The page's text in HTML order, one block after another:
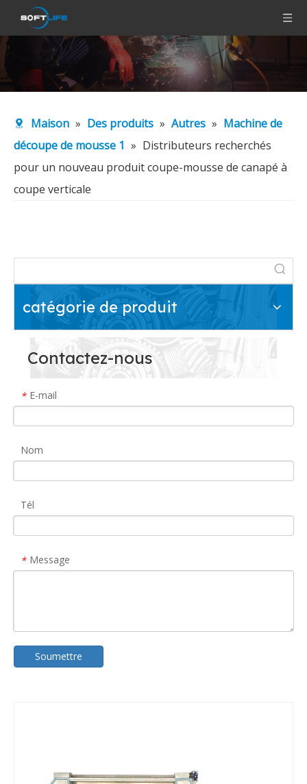
Maison » Des produits » Autres » Machine de
découpe de mousse 1 » Distributeurs recherchés
pour un nouveau produit coupe-mousse de canapé à
coupe verticale
catégorie de produit
Contactez-nous
* E-mail
Nom
Tél
* Message
Soumettre